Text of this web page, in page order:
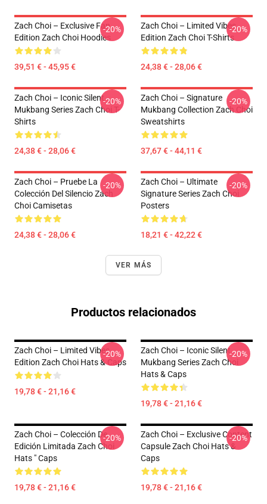
Zach Choi – Exclusive Fan
Edition Zach Choi Hoodies
39,51 € - 45,95 €
-20%
Zach Choi – Limited Vibes
Edition Zach Choi T-Shirts
24,38 € - 28,06 €
-20%
Zach Choi – Iconic Silent
Mukbang Series Zach Choi T-
Shirts
24,38 € - 28,06 €
-20%
Zach Choi – Signature
Mukbang Collection Zach Choi
Sweatshirts
37,67 € - 44,11 €
-20%
Zach Choi – Pruebe La
Colección Del Silencio Zach
Choi Camisetas
24,38 € - 28,06 €
-20%
Zach Choi – Ultimate
Signature Series Zach Choi
Posters
18,21 € - 42,22 €
-20%
VER MÁS
Productos relacionados
Zach Choi – Limited Vibes
Edition Zach Choi Hats & Caps
19,78 € - 21,16 €
-20%
Zach Choi – Iconic Silent
Mukbang Series Zach Choi
Hats & Caps
19,78 € - 21,16 €
-20%
Zach Choi – Colección De
Edición Limitada Zach Choi
Hats " Caps
19,78 € - 21,16 €
-20%
Zach Choi – Exclusive Content
Capsule Zach Choi Hats &
Caps
19,78 € - 21,16 €
-20%